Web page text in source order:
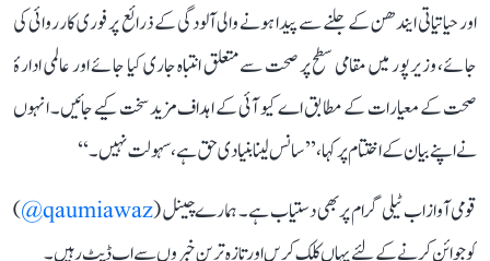
اور حیاتیاتی ایندھن کے جلنے سے پیدا ہونے والی آلودگی کے ذرائع پر فوری کارروائی کی
جائے، وزیرپور میں مقامی سطح پر صحت سے متعلق انتباہ جاری کیا جائے اور عالمی ادارۂ
صحت کے معیارات کے مطابق اے کیو آئی کے اہداف مزید سخت کیے جائیں۔ انہوں
نے اپنے بیان کے اختتام پر کہا، ’’سانس لینا بنیادی حق ہے، سہولت نہیں۔‘‘
قومی آواز اب ٹیلی گرام پر بھی دستیاب ہے۔ ہمارے چینل (qaumiawaz@
)
کو جوائن کرنے کے لئے یہاں کلک کریں اور تازہ ترین خبروں سے اپ ڈیٹ رہیں۔